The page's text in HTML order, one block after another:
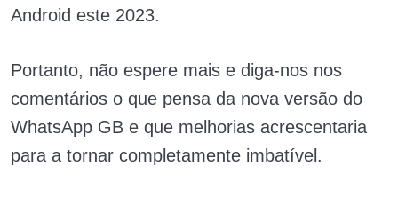
Android este 2023.
Portanto, não espere mais e diga-nos nos
comentários o que pensa da nova versão do
WhatsApp GB e que melhorias acrescentaria
para a tornar completamente imbatível.